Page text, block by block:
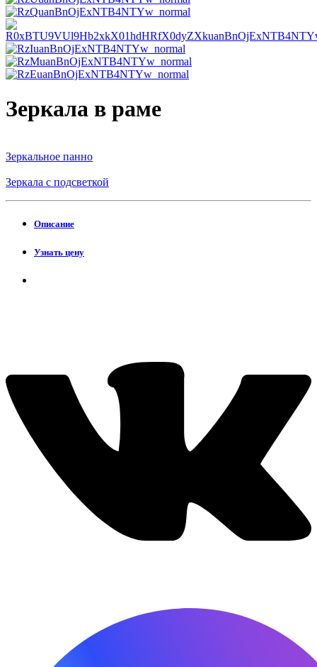
Зеркала в раме
Зеркальное панно
Зеркала с подсветкой
Описание
Узнать цену